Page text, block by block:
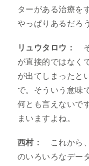
ターがある治療を
やっぱりあるだろ
リュウタロウ：
が直接的ではなく
が出てしまったと
で。そういう意味
何とも言えないで
まいますよね。
西村：
これから
のいろいろなデー